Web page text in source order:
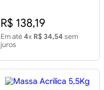
R$ 138,19
Em até4x R$ 34,54 sem
juros